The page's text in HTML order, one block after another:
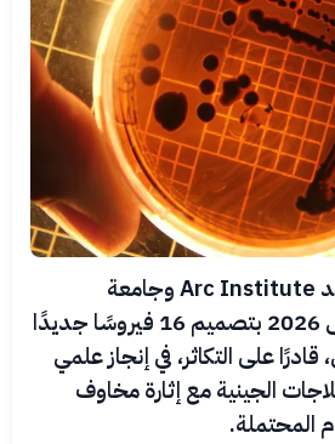
نجح باحثون من معهد Arc Institute وجامعة
ستانفورد في أغسطس 2026 بتصميم 16 فيروسًا جديدًا
على التكاثر، في إنجاز علمي
الجينية مع إثارة مخاوف
المحتملة.